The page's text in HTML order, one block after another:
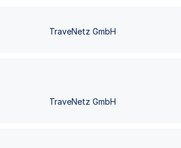
TraveNetz GmbH
TraveNetz GmbH